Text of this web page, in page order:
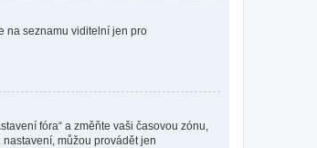
na seznamu viditelní jen pro
fóra“ a změňte vaši časovou zónu,
můžou provádět jen